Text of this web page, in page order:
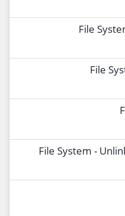
File
File
File System -